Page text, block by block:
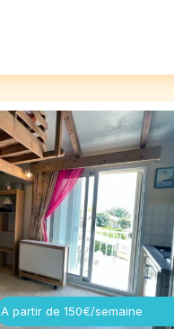
A partir de 150€/semaine